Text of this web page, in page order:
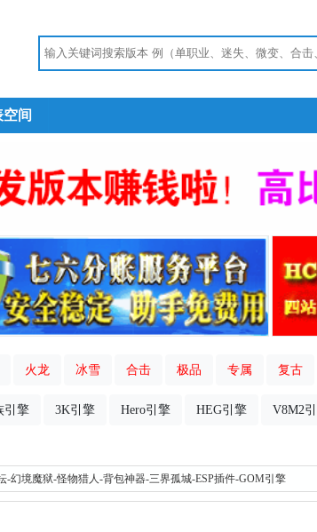
间
火龙 冰雪 合击 极品 专属 复古
引擎 3K引擎 Hero引擎 HEG引擎 V8M2
幻境魔狱-怪物猎人-背包神器-三界孤城-ESP插件-GOM引擎